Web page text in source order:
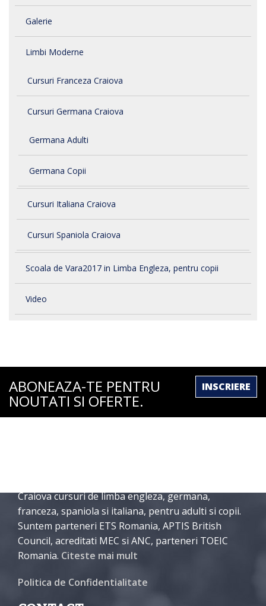
Galerie
Limbi Moderne
Cursuri Franceza Craiova
Cursuri Germana Craiova
Germana Adulti
Germana Copii
Cursuri Italiana Craiova
Cursuri Spaniola Craiova
Scoala de Vara2017 in Limba Engleza, pentru copii
Video
INSCRIERE
ABONEAZA-TE PENTRU
NOUTATI SI OFERTE.
Craiova cursuri de limba engleza, germana,
franceza, spaniola si italiana, pentru adulti si copii.
Suntem parteneri ETS Romania, APTIS British
Council, acreditati MEC si ANC, parteneri TOEIC
Romania. Citeste mai mult
Politica de Confidentialitate